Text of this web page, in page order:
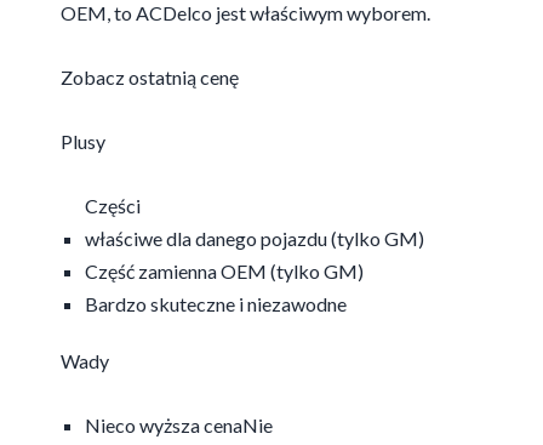
OEM, to ACDelco jest właściwym wyborem.
Zobacz ostatnią cenę
Plusy
Części
właściwe dla danego pojazdu (tylko GM)
Część zamienna OEM (tylko GM)
Bardzo skuteczne i niezawodne
Wady
Nieco wyższa cenaNie